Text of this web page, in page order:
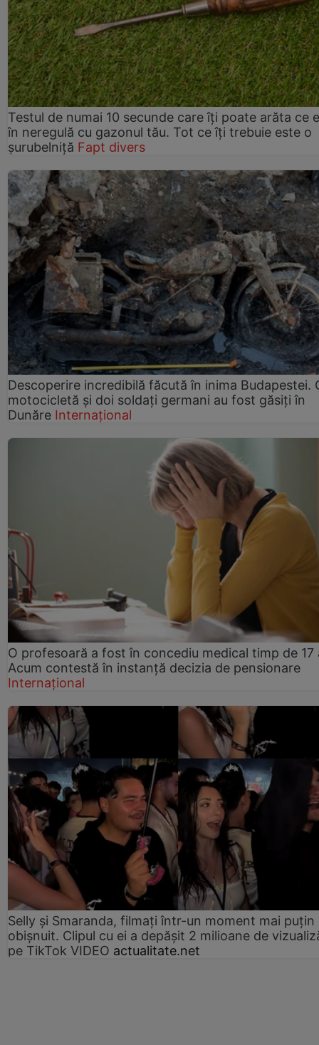
Testul de numai 10 secunde care îți poate arăta ce
în neregulă cu gazonul tău. Tot ce îți trebuie este o
șurubelniță Fapt divers
Descoperire incredibilă făcută în inima Budapestei.
motocicletă și doi soldați germani au fost găsiți în
Dunăre Internațional
O profesoară a fost în concediu medical timp de 17
Acum contestă în instanță decizia de pensionare
Internațional
Selly și Smaranda, filmați într-un moment mai puțin
obișnuit. Clipul cu ei a depășit 2 milioane de
pe TikTok VIDEO actualitate.net